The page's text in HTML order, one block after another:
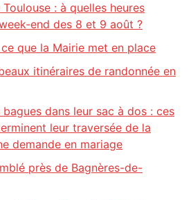
: à quelles heures
end des 8 et 9 août ?
que la Mairie met en place
itinéraires de randonnée en
dans leur sac à dos : ces
leur traversée de la
demande en mariage
près de Bagnères-de-